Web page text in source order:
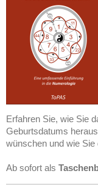
Erfahren Sie, wie Sie
Geburtsdatums
wünschen und wie
Ab sofort als